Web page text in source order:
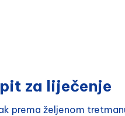
za liječenje
prema željenom